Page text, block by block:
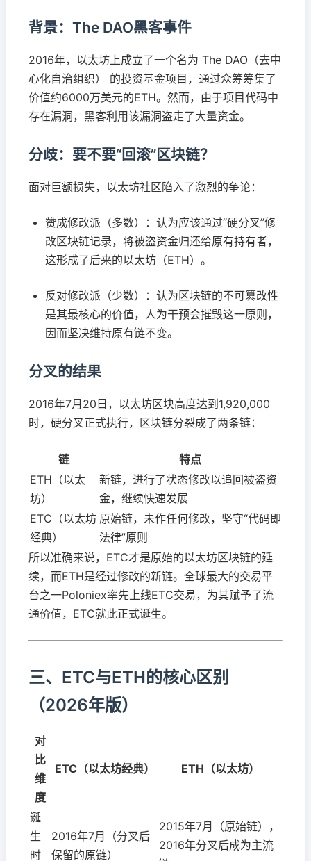
背景：The DAO黑客事件
2016年，以太坊上成立了一个名为 The DAO（去中
心化自治组织） 的投资基金项目，通过众筹筹集了
价值约6000万美元的ETH。然而，由于项目代码中
存在漏洞，黑客利用该漏洞盗走了大量资金。
分歧：要不要“回滚”区块链？
面对巨额损失，以太坊社区陷入了激烈的争论：
赞成修改派（多数）：认为应该通过“硬分叉”修
改区块链记录，将被盗资金归还给原有持有者，
这形成了后来的以太坊（ETH）。
反对修改派（少数）：认为区块链的不可篡改性
是其最核心的价值，人为干预会摧毁这一原则，
因而坚决维持原有链不变。
分叉的结果
2016年7月20日，以太坊区块高度达到1,920,000
时，硬分叉正式执行，区块链分裂成了两条链：
链
特点
ETH（以太
坊）
新链，进行了状态修改以追回被盗资
金，继续快速发展
ETC（以太坊
经典）
原始链，未作任何修改，坚守“代码即
法律”原则
所以准确来说，ETC才是原始的以太坊区块链的延
续，而ETH是经过修改的新链。全球最大的交易平
台之一Poloniex率先上线ETC交易，为其赋予了流
通价值，ETC就此正式诞生。
三、ETC与ETH的核心区别
（2026年版）
对
比
维
度
ETC（以太坊经典） ETH（以太坊）
诞
生
时
2016年7月（分叉后
保留的原链）
2015年7月（原始链），
2016年分叉后成为主流